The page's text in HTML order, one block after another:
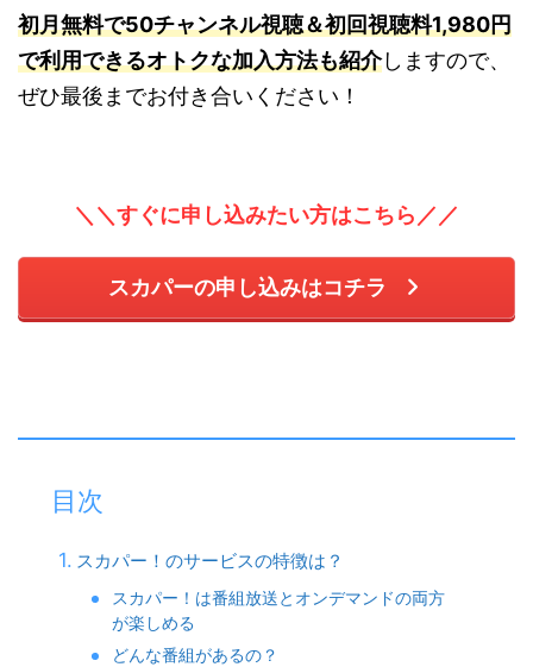
初月無料で50チャンネル視聴＆初回視聴料1,980円
で利用できるオトクな加入方法も紹介しますので、
ぜひ最後までお付き合いください！
＼＼すぐに申し込みたい方はこちら／／
スカパーの申し込みはコチラ
目次
スカパー！のサービスの特徴は？
スカパー！は番組放送とオンデマンドの両方
が楽しめる
どんな番組があるの？